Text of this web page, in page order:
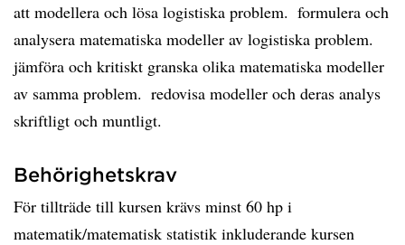
att modellera och lösa logistiska problem.  formulera och
analysera matematiska modeller av logistiska problem. 
jämföra och kritiskt granska olika matematiska modeller
av samma problem.  redovisa modeller och deras analys
skriftligt och muntligt.
Behörighetskrav
För tillträde till kursen krävs minst 60 hp i
matematik/matematisk statistik inkluderande kursen